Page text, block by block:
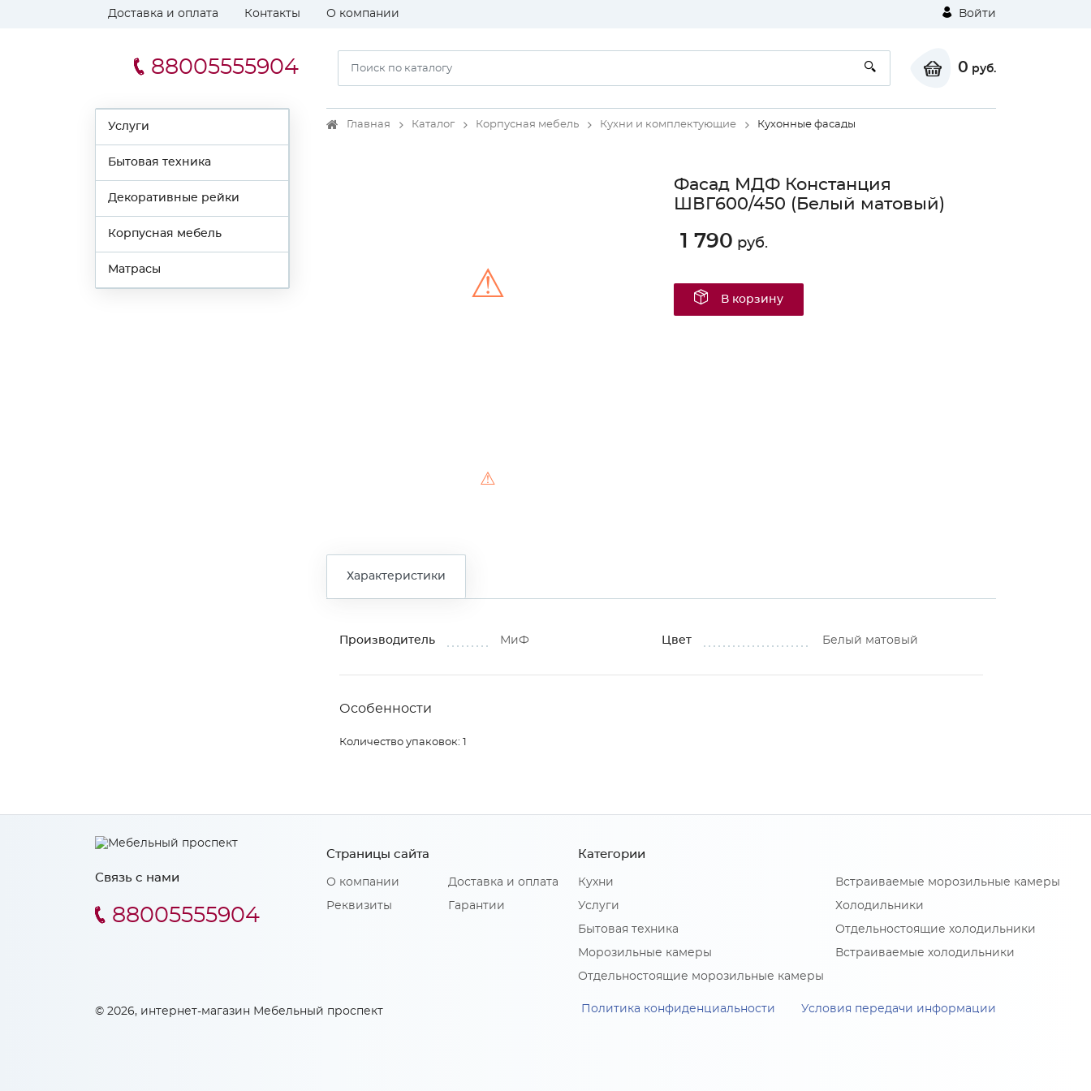
Доставка и оплата Контакты О компании Войти
88005555904 0 руб.
Услуги
Бытовая техника
Декоративные рейки
Корпусная мебель
Матрасы
Главная Каталог Корпусная мебель Кухни и комплектующие Кухонные фасады
⚠
⚠
Фасад МДФ Констанция
ШВГ600/450 (Белый матовый)
1 790 руб.
В корзину
Характеристики
Производитель МиФ Цвет Белый матовый
Особенности
Количество упаковок: 1
Связь с нами
88005555904
Страницы сайта
О компании
Реквизиты
Доставка и оплата
Гарантии
Категории
Кухни
Услуги
Бытовая техника
Морозильные камеры
Отдельностоящие морозильные камеры
Встраиваемые морозильные камеры
Холодильники
Отдельностоящие холодильники
Встраиваемые холодильники
© 2026, интернет-магазин Мебельный проспект Политика конфиденциальности Условия передачи информации